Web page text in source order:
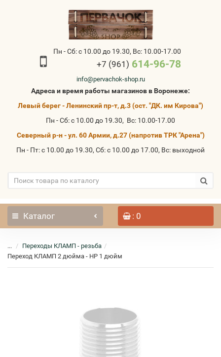
Пн - Сб: с 10.00 до 19.30, Вс: 10.00-17.00
+7 (961) 614-96-78
info@pervachok-shop.ru
Адреса и время работы магазинов в Воронеже:
Левый берег - Ленинский пр-т, д.3 (ост. "ДК. им Кирова")
Пн - Сб: с 10.00 до 19.30, Вс: 10.00-17.00
Северный р-н - ул. 60 Армии, д.27 (напротив ТРК "Арена")
Пн - Пт: с 10.00 до 19.30, Сб: с 10.00 до 17.00, Вс: выходной
Каталог : 0
...
Переходы КЛАМП - резьба
Переход КЛАМП 2 дюйма - НР 1 дюйм